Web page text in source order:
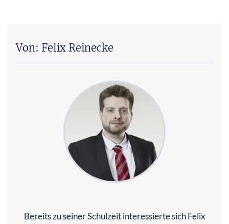
Von: Felix Reinecke
Bereits zu seiner Schulzeit interessierte sich Felix